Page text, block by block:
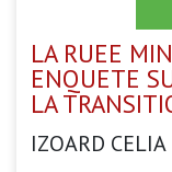
LA RUEE
ENQUETE
LA
IZOARD CELIA